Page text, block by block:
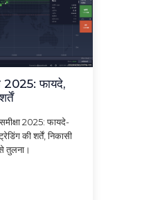
2025: फायदे,
2025: फायदे-
की शर्तें, निकासी
तुलना।